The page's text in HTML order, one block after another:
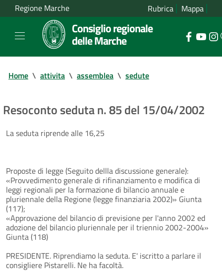
Regione Marche Rubrica Mappa
Consiglio regionale
delle Marche
Home \ attivita \ assemblea \ sedute
Resoconto seduta n. 85 del 15/04/2002
La seduta riprende alle 16,25
Proposte di legge (Seguito dellla discussione generale):
«Provvedimento generale di rifinanziamento e modifica di
leggi regionali per la formazione di bilancio annuale e
pluriennale della Regione (legge finanziaria 2002)» Giunta
(117);
«Approvazione del bilancio di previsione per l'anno 2002 ed
adozione del bilancio pluriennale per il triennio 2002-2004»
Giunta (118)
PRESIDENTE. Riprendiamo la seduta. E' iscritto a parlare il
consigliere Pistarelli. Ne ha facoltà.